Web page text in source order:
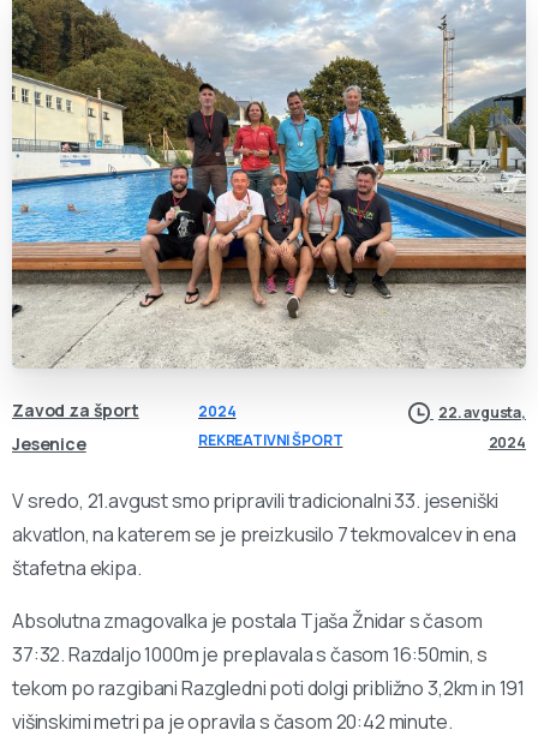
Zavod za šport
Jesenice
2024
REKREATIVNI ŠPORT
22. avgusta,
2024
V sredo, 21.avgust smo pripravili tradicionalni 33. jeseniški
akvatlon, na katerem se je preizkusilo 7 tekmovalcev in ena
štafetna ekipa.
Absolutna zmagovalka je postala Tjaša Žnidar s časom
37:32. Razdaljo 1000m je preplavala s časom 16:50min, s
tekom po razgibani Razgledni poti dolgi približno 3,2km in 191
višinskimi metri pa je opravila s časom 20:42 minute.